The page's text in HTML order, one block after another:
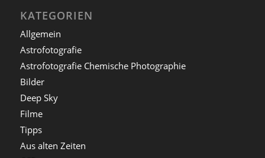
KATEGORIEN
Allgemein
Astrofotografie
Astrofotografie Chemische Photographie
Bilder
Deep Sky
Filme
Tipps
Aus alten Zeiten